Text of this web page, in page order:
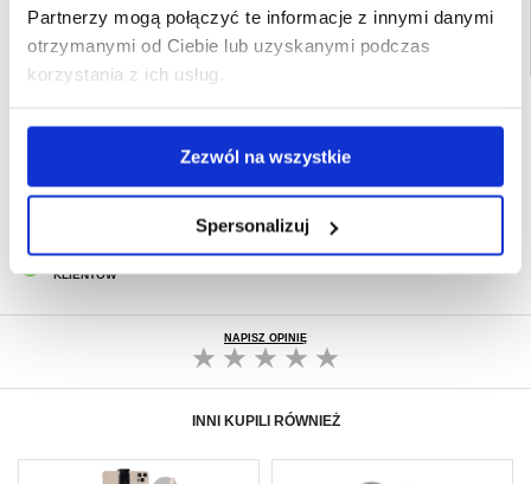
Partnerzy mogą połączyć te informacje z innymi danymi
otrzymanymi od Ciebie lub uzyskanymi podczas
korzystania z ich usług.
Zezwól na wszystkie
Spersonalizuj
PON.-PT. 12.00-15.00
30-DNIOWA POLITYKA ZWROTU
PONAD 8 000 000 ZADOWOLONYCH
KLIENTÓW
NAPISZ OPINIĘ
INNI KUPILI RÓWNIEŻ